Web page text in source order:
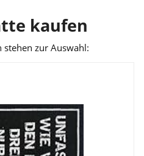
kaufen
stehen zur Auswahl: